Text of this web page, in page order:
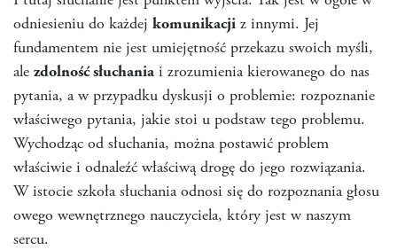
odniesieniu do każdej komunikacji z innymi. Jej
fundamentem nie jest umiejętność przekazu swoich myśli,
ale zdolność słuchania i zrozumienia kierowanego do nas
pytania, a w przypadku dyskusji o problemie: rozpoznanie
właściwego pytania, jakie stoi u podstaw tego problemu.
Wychodząc od słuchania, można postawić problem
właściwie i odnaleźć właściwą drogę do jego rozwiązania.
W istocie szkoła słuchania odnosi się do rozpoznania głosu
owego wewnętrznego nauczyciela, który jest w naszym
sercu.